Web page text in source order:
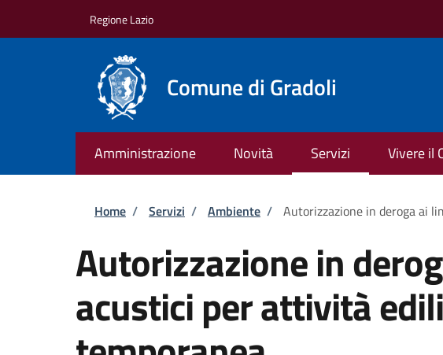
Regione Lazio
Comune di Gradoli
Amministrazione Novità Servizi Vivere il
Briciole di pane
Home / Servizi / Ambiente / Autorizzazione in deroga ai
Autorizzazione in
acustici per attività